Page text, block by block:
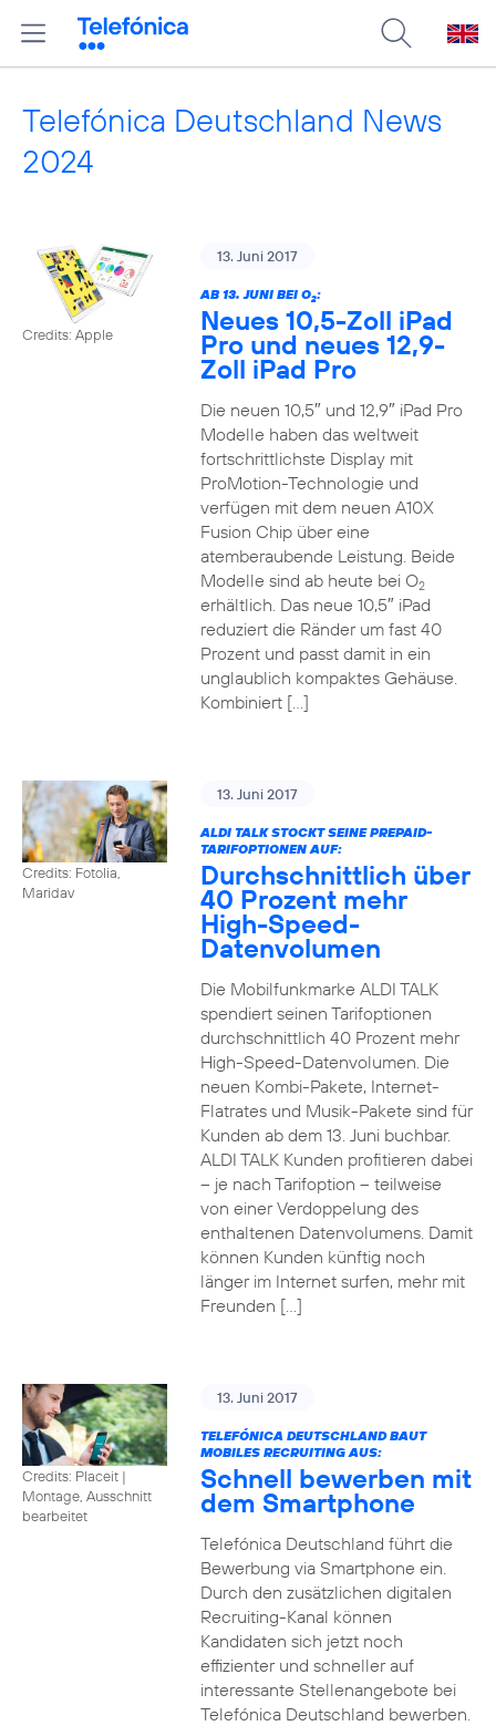
Telefónica Deutschland News
2024
Credits: Apple
13. Juni 2017
AB 13. JUNI BEI O2:
Neues 10,5-Zoll iPad
Pro und neues 12,9-
Zoll iPad Pro
Die neuen 10,5″ und 12,9″ iPad Pro
Modelle haben das weltweit
fortschrittlichste Display mit
ProMotion-Technologie und
verfügen mit dem neuen A10X
Fusion Chip über eine
atemberaubende Leistung. Beide
Modelle sind ab heute bei O2
erhältlich. Das neue 10,5″ iPad
reduziert die Ränder um fast 40
Prozent und passt damit in ein
unglaublich kompaktes Gehäuse.
Kombiniert […]
Credits: Fotolia,
Maridav
13. Juni 2017
ALDI TALK STOCKT SEINE PREPAID-
TARIFOPTIONEN AUF:
Durchschnittlich über
40 Prozent mehr
High-Speed-
Datenvolumen
Die Mobilfunkmarke ALDI TALK
spendiert seinen Tarifoptionen
durchschnittlich 40 Prozent mehr
High-Speed-Datenvolumen. Die
neuen Kombi-Pakete, Internet-
Flatrates und Musik-Pakete sind für
Kunden ab dem 13. Juni buchbar.
ALDI TALK Kunden profitieren dabei
– je nach Tarifoption – teilweise
von einer Verdoppelung des
enthaltenen Datenvolumens. Damit
können Kunden künftig noch
länger im Internet surfen, mehr mit
Freunden […]
Credits: Placeit |
Montage, Ausschnitt
bearbeitet
13. Juni 2017
TELEFÓNICA DEUTSCHLAND BAUT
MOBILES RECRUITING AUS:
Schnell bewerben mit
dem Smartphone
Telefónica Deutschland führt die
Bewerbung via Smartphone ein.
Durch den zusätzlichen digitalen
Recruiting-Kanal können
Kandidaten sich jetzt noch
effizienter und schneller auf
interessante Stellenangebote bei
Telefónica Deutschland bewerben.